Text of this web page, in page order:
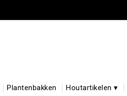
Plantenbakken Houtartikelen ▾